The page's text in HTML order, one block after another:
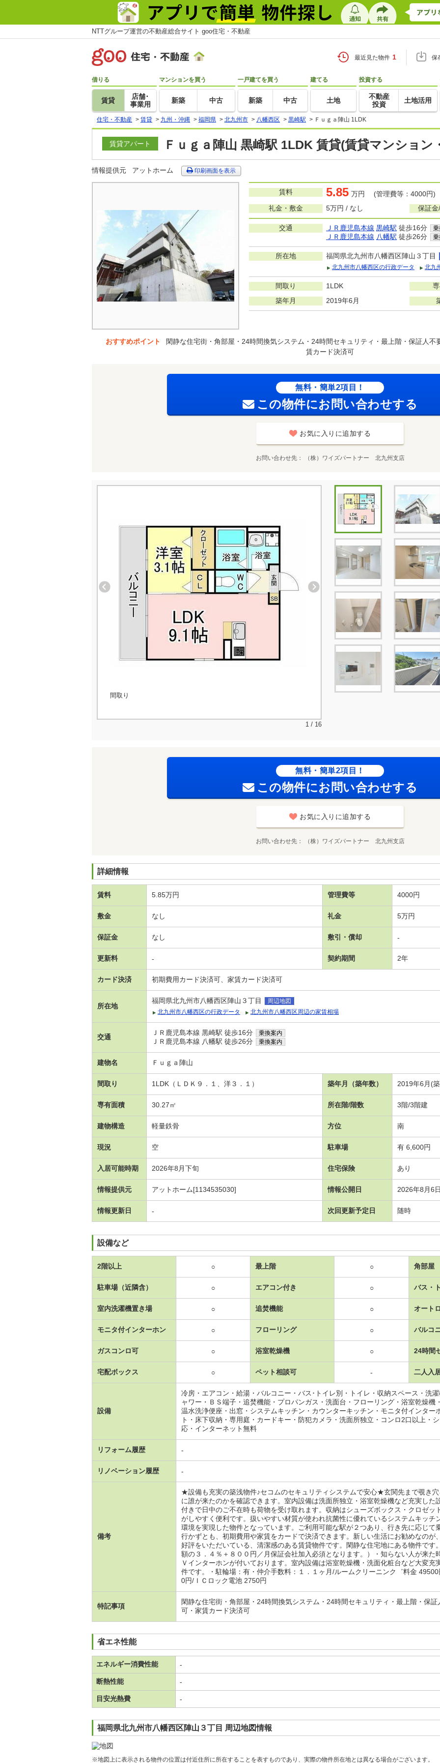
NTTグループ運営の不動産総合サイト goo住宅・不動産
最近見た物件 1 保
借りる
賃貸
店舗･
事業用
マンションを買う
新築 中古
一戸建てを買う
新築 中古
建てる
土地
投資する
不動産
投資
土地活用
住宅・不動産 > 賃貸 > 九州・沖縄 > 福岡県 > 北九州市 > 八幡西区 > 黒崎駅 > Ｆｕｇａ陣山 1LDK
賃貸アパート Ｆｕｇａ陣山 黒崎駅 1LDK 賃貸(賃貸マンション
情報提供元 アットホーム 印刷画面を表示
賃料 5.85 万円 (管理費等：4000円)
礼金・敷金
5万円 / なし 保証金
交通 ＪＲ鹿児島本線 黒崎駅 徒歩16分 乗
ＪＲ鹿児島本線 八幡駅 徒歩26分 乗
所在地 福岡県北九州市八幡西区陣山３丁目
北九州市八幡西区の行政データ
北九
間取り 1LDK
築年月 2019年6月
おすすめポイント
閑静な住宅街・角部屋・24時間換気システム・24時間セキュリティ・最上階・保証人不
賃カード決済可
無料・簡単2項目！
この物件にお問い合わせする
お気に入りに追加する
お問い合わせ先 （株）ワイズパートナー 北九州支店
間取り
1 / 16
無料・簡単2項目！
この物件にお問い合わせする
お気に入りに追加する
お問い合わせ先 （株）ワイズパートナー 北九州支店
詳細情報
賃料 5.85万円 管理費等 4000円
敷金 なし 礼金 5万円
保証金 なし 敷引・償却 -
更新料 - 契約期間 2年
カード決済 初期費用カード決済可、家賃カード決済可
所在地
福岡県北九州市八幡西区陣山３丁目
周辺地図
北九州市八幡西区の行政データ
北九州市八幡西区周辺の家賃相場
交通
ＪＲ鹿児島本線 黒崎駅 徒歩16分 乗換案内
ＪＲ鹿児島本線 八幡駅 徒歩26分 乗換案内
建物名 Ｆｕｇａ陣山
間取り 1LDK（ＬＤＫ９．１、洋３．１） 築年月（築年数） 2019年6月(
専有面積 30.27㎡ 所在階/階数 3階/3階建
建物構造 軽量鉄骨 方位 南
現況 空 駐車場 有 6,600円
入居可能時期 2026年8月下旬 住宅保険 あり
情報提供元 アットホーム[1134535030] 情報公開日 2026年8月6日
情報更新日 - 次回更新予定日 随時
設備など
2階以上 ○ 最上階 ○ 角部屋
駐車場（近隣含） ○ エアコン付き ○ バス・
室内洗濯機置き場 ○ 追焚機能 ○ オート
モニタ付インターホン ○ フローリング ○ バルコ
ガスコンロ可 ○ 浴室乾燥機 ○ 24時間
宅配ボックス ○ ペット相談可 - 二人入
設備
冷房・エアコン・給湯・バルコニー・バス･トイレ別・トイレ・収納スペース・洗
ャワー・ＢＳ端子・追焚機能・プロパンガス・洗面台・フローリング・浴室乾燥機
温水洗浄便座・出窓・システムキッチン・カウンターキッチン・モニタ付インター
ト・床下収納・専用庭・カードキー・防犯カメラ・洗面所独立・コンロ2口以上・
応・インターネット無料
リフォーム履歴 -
リノベーション履歴 -
備考
★設備も充実の築浅物件♪セコムのセキュリティシステムで安心★玄関先まで覗き
に誰が来たのかを確認できます。室内設備は洗面所独立・浴室乾燥機など充実した
付きで日中のご不在時も荷物を受け取れます。収納はシューズボックス・クロゼッ
がしやすく便利です。扱いやすい材質が使われ抗菌性に優れているシステムキッチ
環境を実現した物件となっています。ご利用可能な駅が２つあり、行き先に応じて
行かずとも、初期費用や家賃をカードで決済できます。新しい生活にお勧めなのが
好評をいただいている、清潔感のある賃貸物件です。閑静な住宅地にある物件です
額の３．４％＋８００円／月保証会社加入必須となります。）・知らない人が来た
Ｖインターホンが付いております。室内設備は浴室乾燥機・洗面化粧台など大変充
件です。・駐輪場：有・仲介手数料：１．１ヶ月/ルームクリーニンク゛料金
0円/ＩＣロック電池 2750円
特記事項
閑静な住宅街・角部屋・24時間換気システム・24時間セキュリティ・最上階・保
可・家賃カード決済可
省エネ性能
エネルギー消費性能 -
断熱性能 -
目安光熱費 -
福岡県北九州市八幡西区陣山３丁目 周辺地図情報
※地図上に表示される物件の位置は付近住所に所在することを表すものであり、実際の物件所在地とは異なる場合がございます。